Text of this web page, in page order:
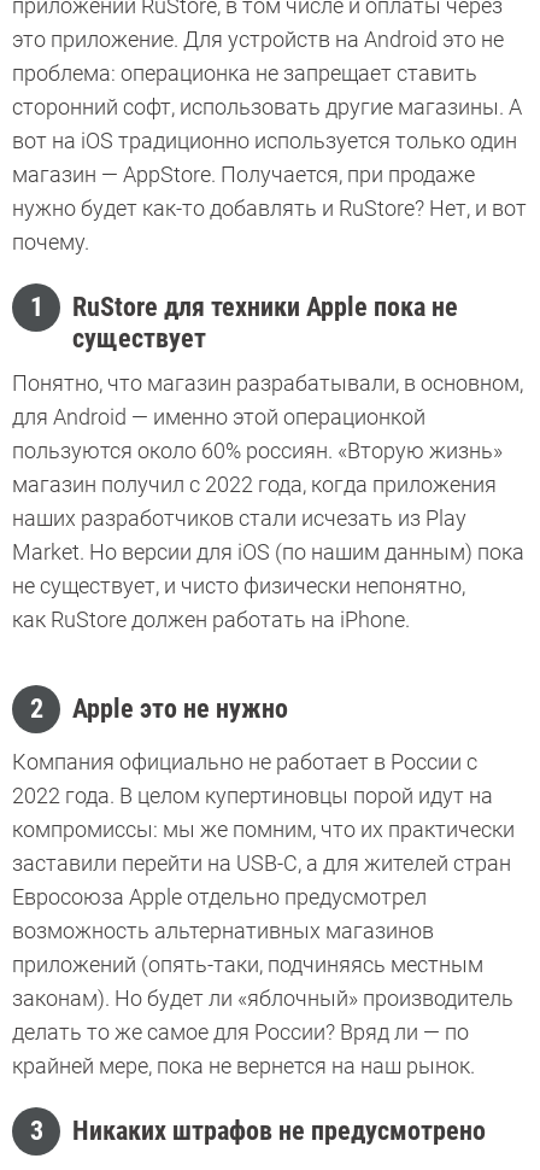
приложений RuStore, в том числе и оплаты через
это приложение. Для устройств на Android это не
проблема: операционка не запрещает ставить
сторонний софт, использовать другие магазины. А
вот на iOS традиционно используется только один
магазин — AppStore. Получается, при продаже
нужно будет как-то добавлять и RuStore? Нет, и вот
почему.
1
RuStore для техники Apple пока не
существует
Понятно, что магазин разрабатывали, в основном,
для Android — именно этой операционкой
пользуются около 60% россиян. «Вторую жизнь»
магазин получил с 2022 года, когда приложения
наших разработчиков стали исчезать из Play
Market. Но версии для iOS (по нашим данным) пока
не существует, и чисто физически непонятно,
как RuStore должен работать на iPhone.
2 Apple это не нужно
Компания официально не работает в России с
2022 года. В целом купертиновцы порой идут на
компромиссы: мы же помним, что их практически
заставили перейти на USB-C, а для жителей стран
Евросоюза Apple отдельно предусмотрел
возможность альтернативных магазинов
приложений (опять-таки, подчиняясь местным
законам). Но будет ли «яблочный» производитель
делать то же самое для России? Вряд ли — по
крайней мере, пока не вернется на наш рынок.
3 Никаких штрафов не предусмотрено